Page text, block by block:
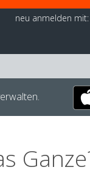
neu anmelden mit: